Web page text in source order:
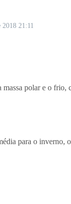
2018 21:11
polar e o
para o